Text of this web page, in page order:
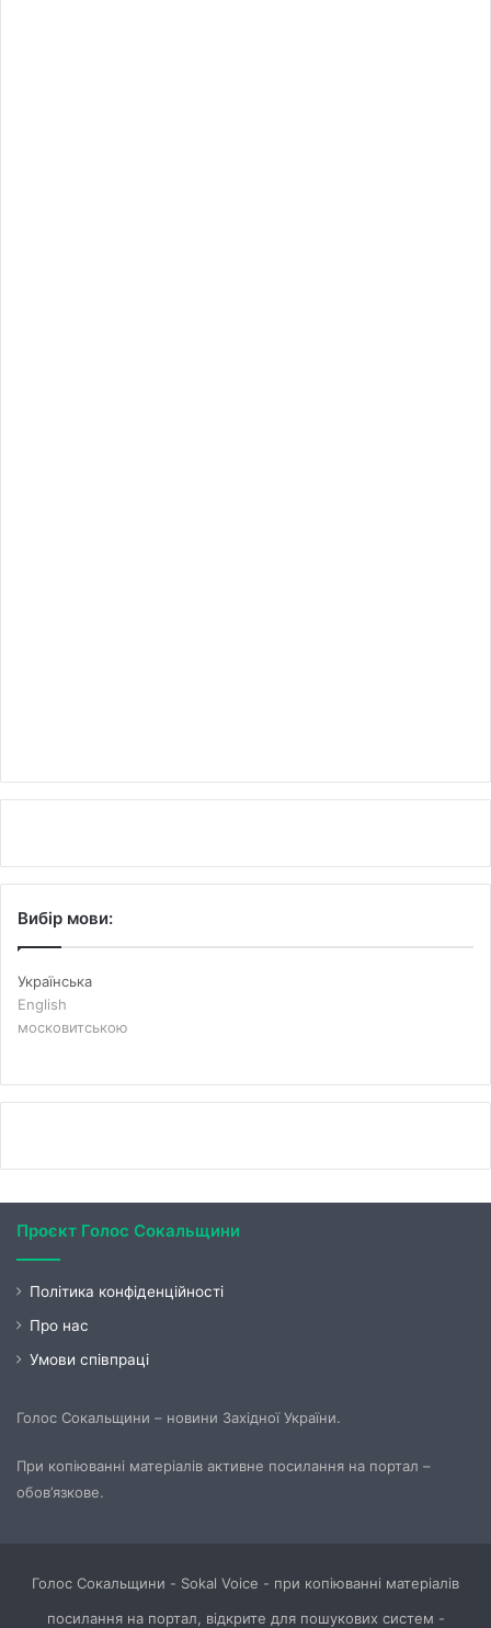
Вибір мови:
Українська
English
московитською
Проєкт Голос Сокальщини
Політика конфіденційності
Про нас
Умови співпраці
Голос Сокальщини – новини Західної України.
При копіюванні матеріалів активне посилання на портал –
обов’язкове.
Голос Сокальщини - Sokal Voice - при копіюванні матеріалів
посилання на портал, відкрите для пошукових систем -